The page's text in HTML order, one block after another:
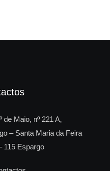
de Maio, nº 221 A,
– Santa Maria da Feira
115 Espargo